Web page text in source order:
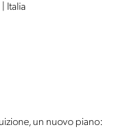
Italia
un nuovo piano: